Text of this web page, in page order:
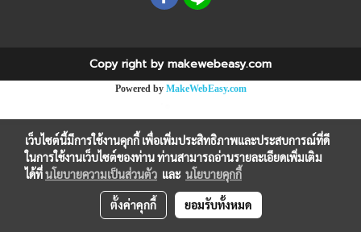
Copy right by makewebeasy.com
Powered by MakeWebEasy.com
เว็บไซต์นี้มีการใช้งานคุกกี้ เพื่อเพิ่มประสิทธิภาพและประสบการณ์ที่ดี
ในการใช้งานเว็บไซต์ของท่าน ท่านสามารถอ่านรายละเอียดเพิ่มเติม
ได้ที่นโยบายความเป็นส่วนตัว และ นโยบายคุกกี้
ตั้งค่าคุกกี้ ยอมรับทั้งหมด